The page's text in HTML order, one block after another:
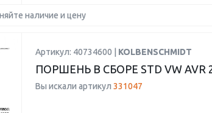
наличие и цену
Артикул: 40734600 | KOLBENSCHMIDT
ПОРШЕНЬ В СБОРЕ STD VW AVR
Вы искали артикул 331047